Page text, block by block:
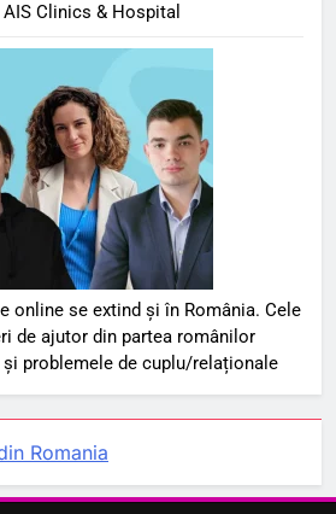
Clinics & Hospital
online se extind și în România. Cele
de ajutor din partea românilor
și problemele de cuplu/relaționale
Romania